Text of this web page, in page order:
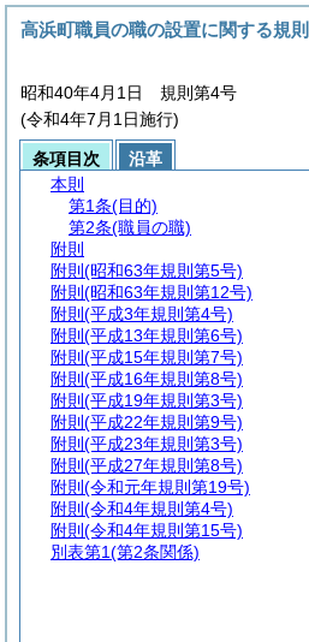
高浜町職員の職の設置に関する規則
昭和40年4月1日 規則第4号
(令和4年7月1日施行)
条項目次
沿革
本則
第1条(目的)
第2条(職員の職)
附則
附則 (昭和63年規則第5号)
附則 (昭和63年規則第12号)
附則 (平成3年規則第4号)
附則 (平成13年規則第6号)
附則 (平成15年規則第7号)
附則 (平成16年規則第8号)
附則 (平成19年規則第3号)
附則 (平成22年規則第9号)
附則 (平成23年規則第3号)
附則 (平成27年規則第8号)
附則 (令和元年規則第19号)
附則 (令和4年規則第4号)
附則 (令和4年規則第15号)
別表第1(第2条関係)